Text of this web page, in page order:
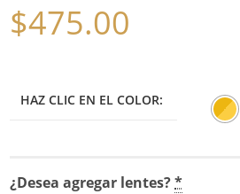
$475.00
HAZ CLIC EN EL COLOR:
¿Desea agregar lentes?*